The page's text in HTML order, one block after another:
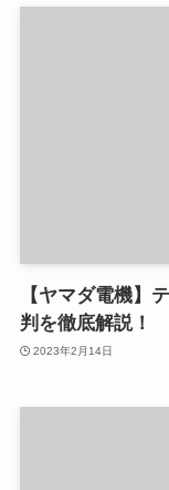
【ヤマダ電機】
判を徹底解説！
2023年2月14日